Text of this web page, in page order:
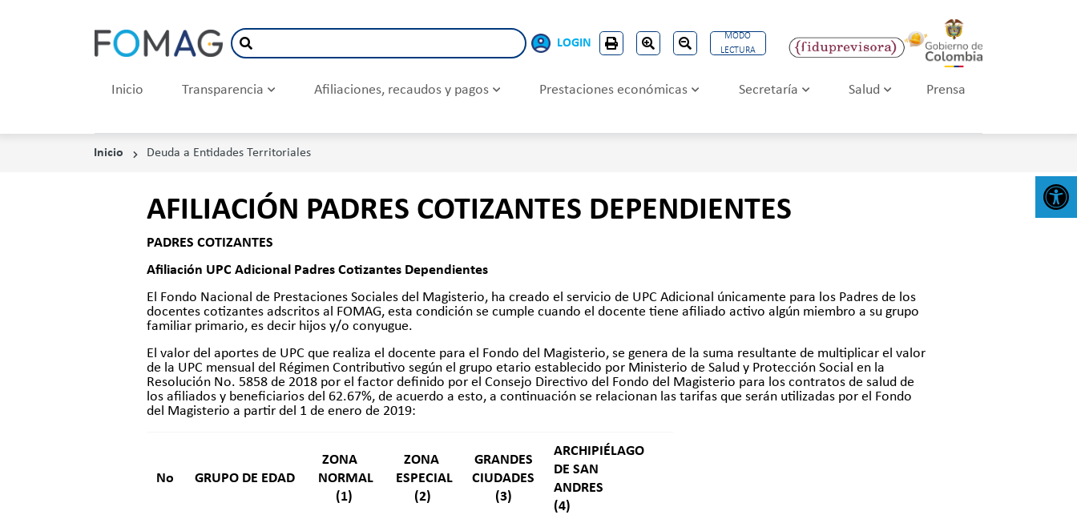
LOGIN
MODO
LECTURA
Inicio Transparencia Afiliaciones, recaudos y pagos Prestaciones económicas Secretaría Salud Prensa
Inicio Deuda a Entidades Territoriales
AFILIACIÓN PADRES COTIZANTES DEPENDIENTES
PADRES COTIZANTES
Afiliación UPC Adicional Padres Cotizantes Dependientes
El Fondo Nacional de Prestaciones Sociales del Magisterio, ha creado el servicio de UPC Adicional únicamente para los Padres de los
docentes cotizantes adscritos al FOMAG, esta condición se cumple cuando el docente tiene afiliado activo algún miembro a su grupo
familiar primario, es decir hijos y/o conyugue.
El valor del aportes de UPC que realiza el docente para el Fondo del Magisterio, se genera de la suma resultante de multiplicar el valor
de la UPC mensual del Régimen Contributivo según el grupo etario establecido por Ministerio de Salud y Protección Social en la
Resolución No. 5858 de 2018 por el factor definido por el Consejo Directivo del Fondo del Magisterio para los contratos de salud de
los afiliados y beneficiarios del 62.67%, de acuerdo a esto, a continuación se relacionan las tarifas que serán utilizadas por el Fondo
del Magisterio a partir del 1 de enero de 2019:
No GRUPO DE EDAD
ZONA
NORMAL
(1)
ZONA
ESPECIAL
(2)
GRANDES
CIUDADES
(3)
ARCHIPIÉLAGO
DE SAN
ANDRES
(4)